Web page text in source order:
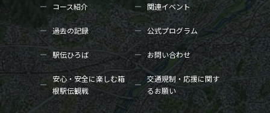
コース紹介 関連イベント
過去の記録 公式プログラム
駅伝ひろば お問い合わせ
安心・安全に楽しむ箱
根駅伝観戦
交通規制・応援に関す
るお願い